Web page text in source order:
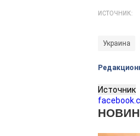
ИСТОЧНИК:
Украина
Источник